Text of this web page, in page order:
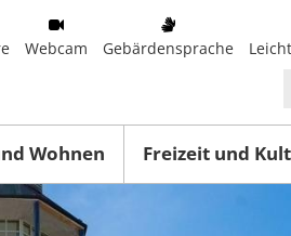
Webcam Gebärdensprache
Wohnen Freizeit und